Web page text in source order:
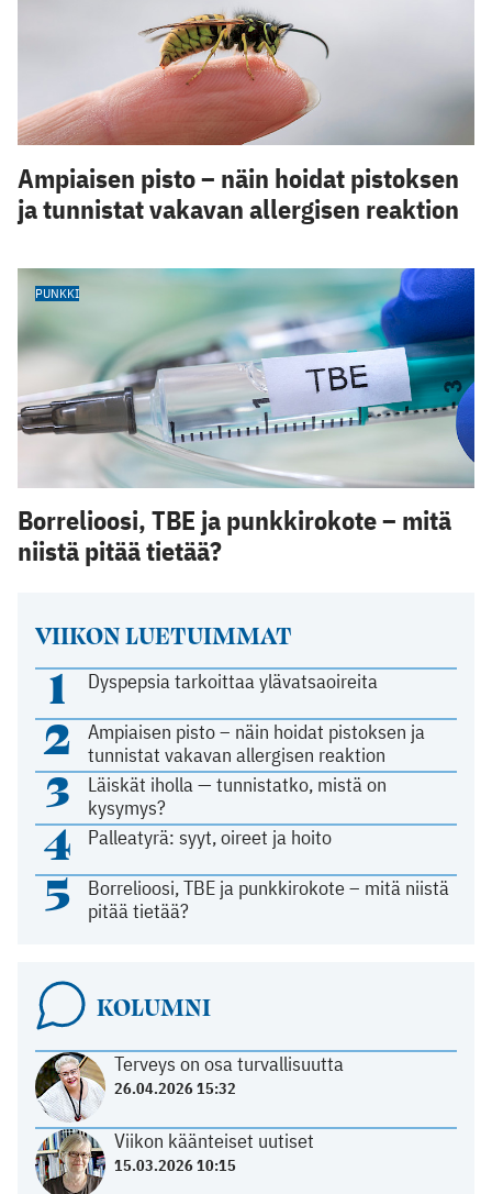
VIIKON LUETUIMMAT
1 Dyspepsia tarkoittaa ylävatsaoireita
2
Ampiaisen pisto – näin hoidat pistoksen ja
tunnistat vakavan allergisen reaktion
3
Läiskät iholla — tunnistatko, mistä on
kysymys?
4 Palleatyrä: syyt, oireet ja hoito
5
Borrelioosi, TBE ja punkkirokote – mitä niistä
pitää tietää?
KOLUMNI
Terveys on osa turvallisuutta
26.04.2026 15:32
Viikon käänteiset uutiset
15.03.2026 10:15
Ampiaisen pisto – näin hoidat pistoksen
ja tunnistat vakavan allergisen reaktion
PUNKKI
Borrelioosi, TBE ja punkkirokote – mitä
niistä pitää tietää?